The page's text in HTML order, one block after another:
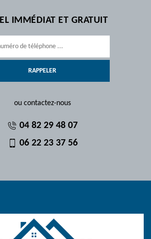
IMMÉDIAT ET GRATUIT
ou contactez-nous
04 82 29 48 07
06 22 23 37 56